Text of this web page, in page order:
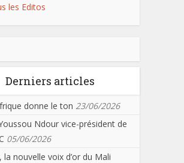
les Editos
Derniers articles
donne le ton 23/06/2026
Ndour vice-président de
05/06/2026
la nouvelle voix d’or du Mali